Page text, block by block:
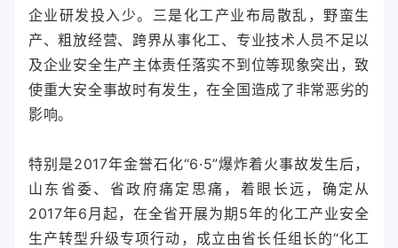
企业研发投入少。三是化工产业布局散乱，野蛮生
产、粗放经营、跨界从事化工、专业技术人员不足以
及企业安全生产主体责任落实不到位等现象突出，致
使重大安全事故时有发生，在全国造成了非常恶劣的
影响。
特别是2017年金誉石化“6·5”爆炸着火事故发生后，
山东省委、省政府痛定思痛，着眼长远，确定从
2017年6月起，在全省开展为期5年的化工产业安全
生产转型升级专项行动，成立由省长任组长的“化工